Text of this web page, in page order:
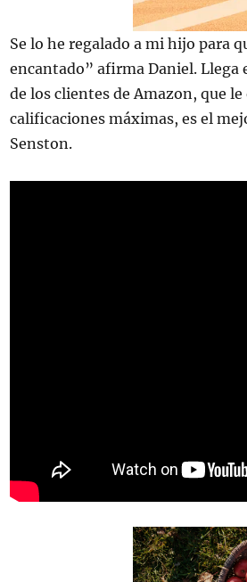
Se lo he regalado a mi hijo para
encantado” afirma Daniel. Llega
de los clientes de Amazon, que
calificaciones máximas, es el
Senston.